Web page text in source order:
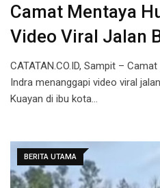
Camat Mentaya
Video Viral Jalan
CATATAN.CO.ID, Sampit –
Indra menanggapi video viral
Kuayan di ibu kota…
BERITA UTAMA